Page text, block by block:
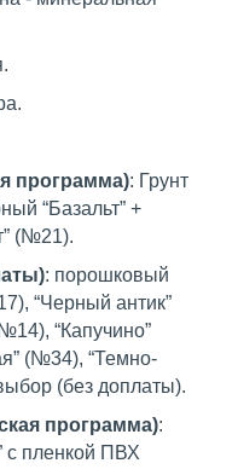
программа): Грунт
“Базальт” +
(№21).
: порошковый
“Черный антик”
“Капучино”
(№34), “Темно-
(без доплаты).
программа):
с пленкой ПВХ